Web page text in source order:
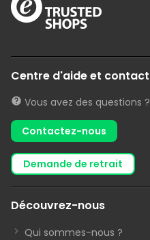
Centre d'aide et contact
Vous avez des questions ?
Contactez-nous
demande de retrait
Découvrez-nous
Qui sommes-nous ?